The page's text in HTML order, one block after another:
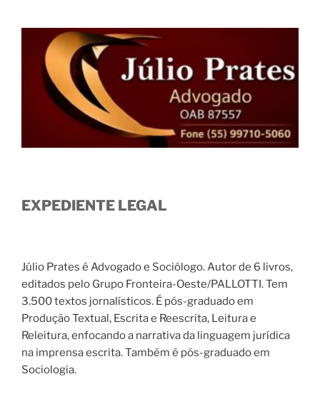
EXPEDIENTE LEGAL
Júlio Prates é Advogado e Sociólogo. Autor de 6 livros,
editados pelo Grupo Fronteira-Oeste/PALLOTTI. Tem
3.500 textos jornalísticos. É pós-graduado em
Produção Textual, Escrita e Reescrita, Leitura e
Releitura, enfocando a narrativa da linguagem jurídica
na imprensa escrita. Também é pós-graduado em
Sociologia.